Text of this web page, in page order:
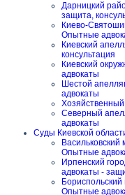
Дарницкий
защита,
Киево-
Опытные
Киевский
консультация
Киевский
адвокаты
Шестой
адвокаты
Северный
адвокаты
Суды Киевской
Васильковский
Опытные
Ирпенский
адвокаты -
Бориспольский
Опытные